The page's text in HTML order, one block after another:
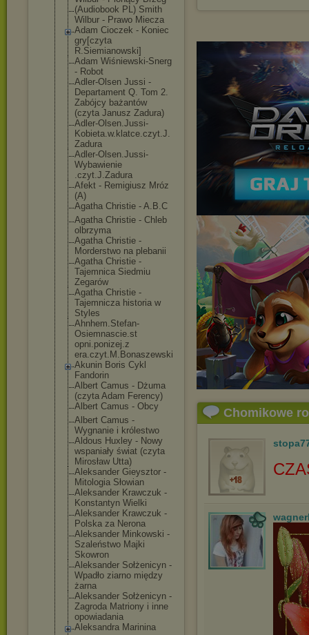
(Audiobook PL) Smith
Wilbur - Prawo Miecza
Adam Cioczek - Koniec
gry[czyta
R.Siemianowski]
Adam Wiśniewski-Snerg
- Robot
Adler-Olsen Jussi -
Departament Q. Tom 2.
Zabójcy bażantów
(czyta Janusz Zadura)
Adler-Olsen.Jussi-
Kobieta.w. klatce.czyt.J.
Zadura
Adler-Olsen.Jussi-
Wybawienie
.czyt.J.Zadura
Afekt - Remigiusz Mróz
(A)
Agatha Christie - A.B.C
Agatha Christie - Chleb
olbrzyma
Agatha Christie -
Morderstwo na plebanii
Agatha Christie -
Tajemnica Siedmiu
Zegarów
Agatha Christie -
Tajemnicza historia w
Styles
Ahnhem.Stefan-
Osiemnascie.st
opni.ponizej.z
era.czyt.M.Bonaszewski
Akunin Boris Cykl
Fandorin
Albert Camus - Dżuma
(czyta Adam Ferency)
Albert Camus - Obcy
Albert Camus -
Wygnanie i królestwo
Aldous Huxley - Nowy
wspaniały świat (czyta
Mirosław Utta)
Aleksander Gieysztor -
Mitologia Słowian
Aleksander Krawczuk -
Konstantyn Wielki
Aleksander Krawczuk -
Polska za Nerona
Aleksander Minkowski -
Szaleństwo Majki
Skowron
Aleksander Sołżenicyn -
Wpadło ziarno między
żarna
Aleksander Sołżenicyn -
Zagroda Matriony i inne
opowiadania
Aleksandra Marinina
Chomikowe